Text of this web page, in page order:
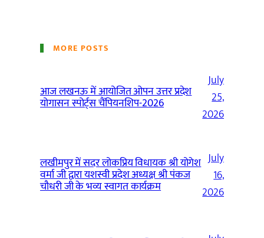
MORE POSTS
आज लखनऊ में आयोजित ओपन उत्तर प्रदेश
योगासन स्पोर्ट्स चैंपियनशिप-2026
July
25,
2026
लखीमपुर में सदर लोकप्रिय विधायक श्री योगेश
वर्मा जी द्वारा यशस्वी प्रदेश अध्यक्ष श्री पंकज
चौधरी जी के भव्य स्वागत कार्यक्रम
July
16,
2026